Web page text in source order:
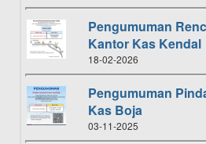
Pengumuman
Kantor Kas Kendal
18-02-2026
Pengumuman
Kas Boja
03-11-2025